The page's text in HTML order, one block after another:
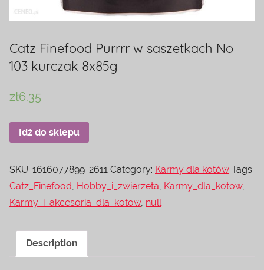
Catz Finefood Purrrr w saszetkach No
103 kurczak 8x85g
zł6.35
Idź do sklepu
SKU: 1616077899-2611 Category: Karmy dla kotów Tags:
Catz_Finefood, Hobby_i_zwierzeta, Karmy_dla_kotow,
Karmy_i_akcesoria_dla_kotow, null
Description